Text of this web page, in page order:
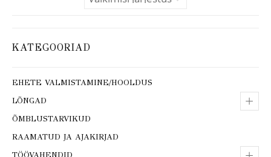
KATEGOORIAD
EHETE VALMISTAMINE/HOOLDUS
+
LÕNGAD
ÕMBLUSTARVIKUD
RAAMATUD JA AJAKIRJAD